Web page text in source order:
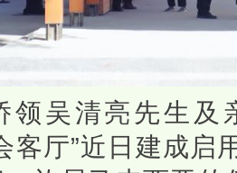
领吴清亮先生及
客厅”近日建成启